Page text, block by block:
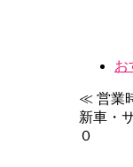
お
≪ 営業
新車・
０